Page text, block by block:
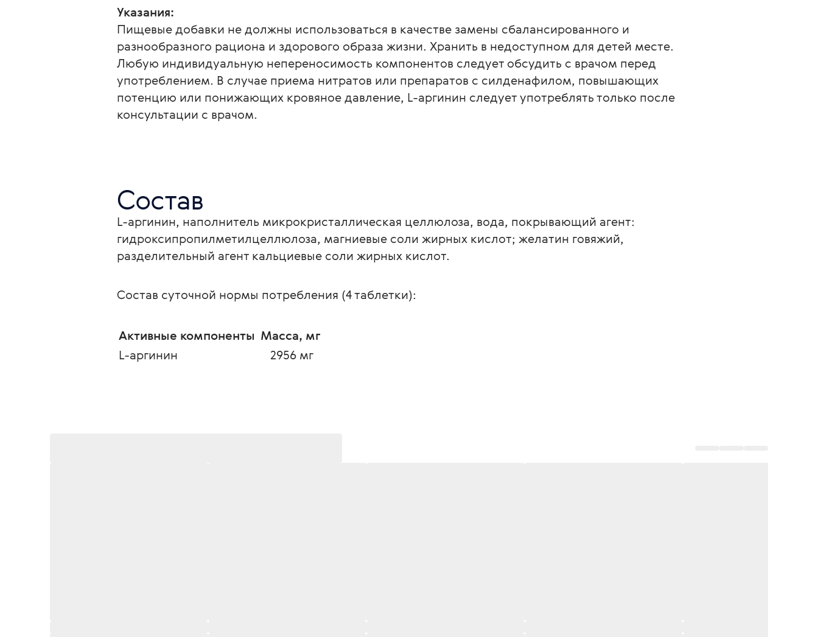
Указания:
Пищевые добавки не должны использоваться в качестве замены сбалансированного и
разнообразного рациона и здорового образа жизни. Хранить в недоступном для детей месте.
Любую индивидуальную непереносимость компонентов следует обсудить с врачом перед
употреблением. В случае приема нитратов или препаратов с силденафилом, повышающих
потенцию или понижающих кровяное давление, L-аргинин следует употреблять только после
консультации с врачом.
Состав
L-аргинин, наполнитель микрокристаллическая целлюлоза, вода, покрывающий агент:
гидроксипропилметилцеллюлоза, магниевые соли жирных кислот; желатин говяжий,
разделительный агент кальциевые соли жирных кислот.
Состав суточной нормы потребления (4 таблетки):
Активные компоненты Масса, мг
L-аргинин
2956 мг